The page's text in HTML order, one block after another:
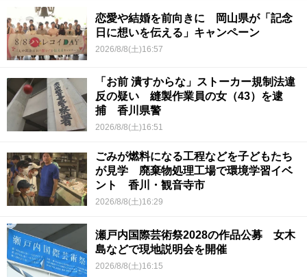
恋愛や結婚を前向きに 岡山県が「記念
日に想いを伝える」キャンペーン
2026/8/8(土)16:57
「お前 潰すからな」ストーカー規制法違
反の疑い 縫製作業員の女（43）を逮
捕 香川県警
2026/8/8(土)16:51
ごみが燃料になる工程などを子どもたち
が見学 廃棄物処理工場で環境学習イベ
ント 香川・観音寺市
2026/8/8(土)16:29
瀬戸内国際芸術祭2028の作品公募 女木
島などで現地説明会を開催
2026/8/8(土)16:15